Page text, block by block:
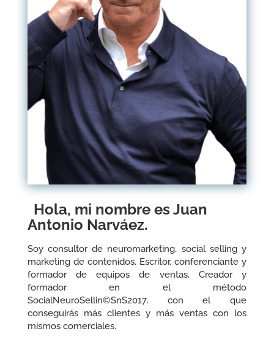
Hola, mi nombre es Juan
Antonio Narváez.
Soy consultor de neuromarketing, social selling y
marketing de contenidos. Escritor, conferenciante y
formador de equipos de ventas. Creador y
formador en el método
SocialNeuroSellin©SnS2017, con el que
conseguirás más clientes y más ventas con los
mismos comerciales.